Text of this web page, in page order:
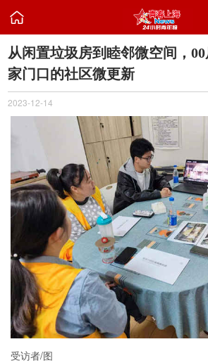

从闲置垃圾房到睦邻微空间，
家门口的社区微更新
2023-12-14
受访者/图